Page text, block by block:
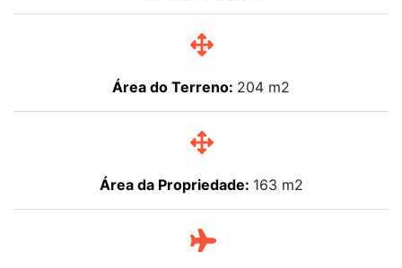
Área do Terreno: 204 m2
Área da Propriedade: 163 m2